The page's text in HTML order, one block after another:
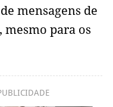
mensagens de
para os